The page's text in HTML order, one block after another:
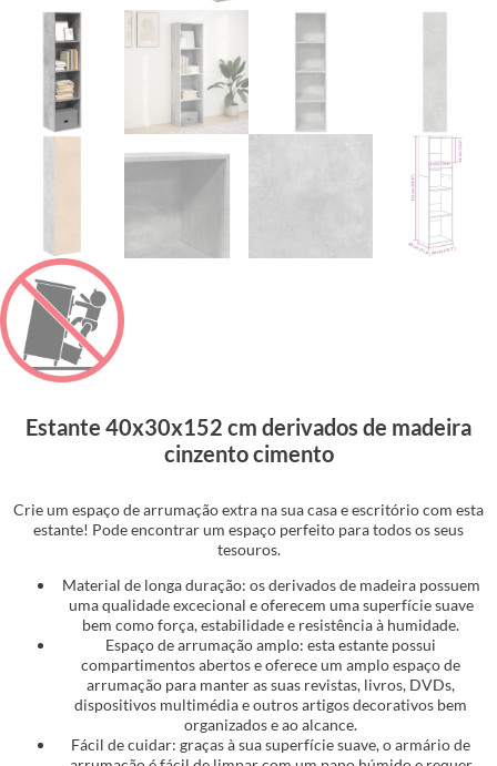
Estante 40x30x152 cm derivados de madeira
cinzento cimento
Crie um espaço de arrumação extra na sua casa e escritório com esta
estante! Pode encontrar um espaço perfeito para todos os seus
tesouros.
Material de longa duração: os derivados de madeira possuem
uma qualidade excecional e oferecem uma superfície suave
bem como força, estabilidade e resistência à humidade.
Espaço de arrumação amplo: esta estante possui
compartimentos abertos e oferece um amplo espaço de
arrumação para manter as suas revistas, livros, DVDs,
dispositivos multimédia e outros artigos decorativos bem
organizados e ao alcance.
Fácil de cuidar: graças à sua superfície suave, o armário de